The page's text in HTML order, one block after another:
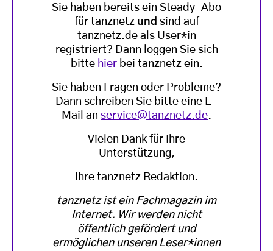
Sie haben bereits ein Steady-Abo
für tanznetz und sind auf
tanznetz.de als User*in
registriert? Dann loggen Sie sich
bitte hierbei tanznetz ein.
Sie haben Fragen oder Probleme?
Dann schreiben Sie bitte eine E-
Mail an service@tanznetz.de.
Vielen Dank für Ihre
Unterstützung,
Ihre tanznetz Redaktion.
tanznetz ist ein Fachmagazin im
Internet. Wir werden nicht
öffentlich gefördert und
ermöglichen unseren Leser*innen